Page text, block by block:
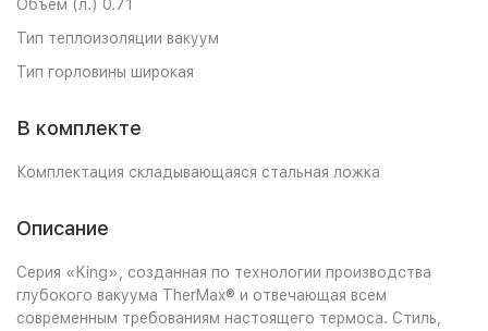
Объем (л.) 0.71
Тип теплоизоляции вакуум
Тип горловины широкая
В комплекте
Комплектация складывающаяся стальная ложка
Описание
Cерия «King», созданная по технологии производства
глубокого вакуума TherMax® и отвечающая всем
современным требованиям настоящего термоса. Стиль,